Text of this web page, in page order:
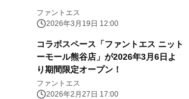
ファントエス
2026年3月19日 12:00
コラボスペース「ファントエス ニット
ーモール熊谷店」が2026年3月6日よ
り期間限定オープン！
ファントエス
2026年2月27日 17:00